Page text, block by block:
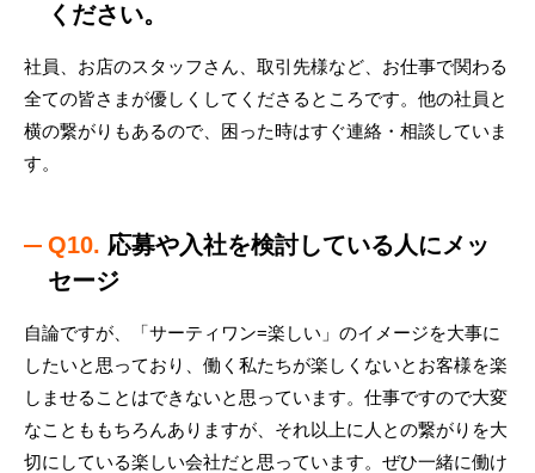
ください。
社員、お店のスタッフさん、取引先様など、お仕事で関わる
全ての皆さまが優しくしてくださるところです。他の社員と
横の繋がりもあるので、困った時はすぐ連絡・相談していま
す。
Q10. 応募や入社を検討している人にメッ
セージ
自論ですが、「サーティワン=楽しい」のイメージを大事に
したいと思っており、働く私たちが楽しくないとお客様を楽
しませることはできないと思っています。仕事ですので大変
なことももちろんありますが、それ以上に人との繋がりを大
切にしている楽しい会社だと思っています。ぜひ一緒に働け